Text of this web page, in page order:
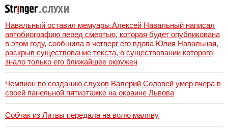
Навальный оставил мемуары.Алексей Навальный написал
автобиографию перед смертью, которая будет опубликована
в этом году, сообщила в четверг его вдова Юлия Навальная,
раскрыв существование текста, о существовании которого
знало только его ближайшее окружен
Чемпион по созданию слухов Валерий Соловей умер вчера в
своей панельной пятиэтажке на окраине Львова
Собчак из Литвы передала на волю маляву